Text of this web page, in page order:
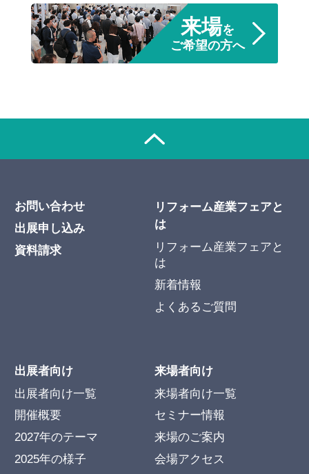
来場を
ご希望の方へ
お問い合わせ
出展申し込み
資料請求
リフォーム産業フェアと
は
リフォーム産業フェアと
は
新着情報
よくあるご質問
出展者向け
出展者向け一覧
開催概要
2027年のテーマ
2025年の様子
来場者向け
来場者向け一覧
セミナー情報
来場のご案内
会場アクセス